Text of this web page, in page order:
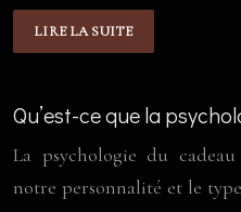
LIRE LA SUITE
Qu’est-ce que la
La psychologie du
notre personnalité et le